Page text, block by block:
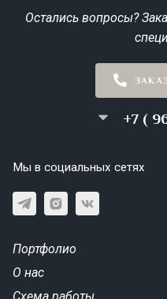
Остались вопросы?
+7 (
Мы в социальных сетях
Портфолио
О нас